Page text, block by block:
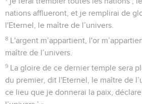
nations afflueront, et je remplirai de
l'Eternel, le maître de l’univers.
8 L'argent m’appartient, l'or
maître de l’univers.
9 La gloire de ce dernier temple sera
du premier, dit l'Eternel, le maître de
ce lieu que je donnerai la paix,